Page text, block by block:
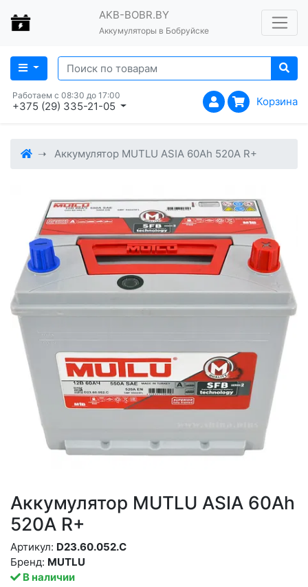
AKB-BOBR.BY
Аккумуляторы в Бобруйске
Работаем с 08:30 до 17:00
+375 (29) 335-21-05 Корзина
Аккумулятор MUTLU ASIA 60Ah 520A R+
Аккумулятор MUTLU ASIA 60Ah
520A R+
В наличии
Бренд: MUTLU
Артикул: D23.60.052.С